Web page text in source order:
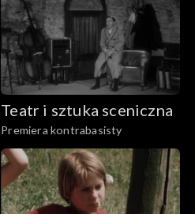
Teatr i sztuka sceniczna
Premiera kontrabasisty